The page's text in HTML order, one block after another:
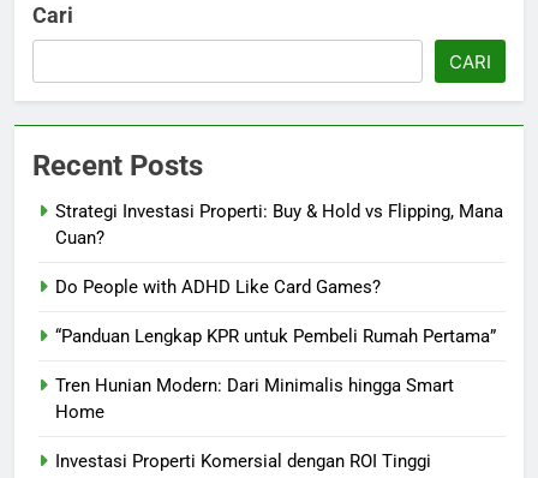
Cari
CARI
Recent Posts
Strategi Investasi Properti: Buy & Hold vs Flipping, Mana
Cuan?
Do People with ADHD Like Card Games?
“Panduan Lengkap KPR untuk Pembeli Rumah Pertama”
Tren Hunian Modern: Dari Minimalis hingga Smart
Home
Investasi Properti Komersial dengan ROI Tinggi